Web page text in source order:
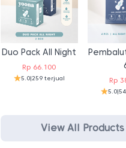
Duo Pack All Night
Rp 66.100
5.0|259 terjual Rp
5.0|
View All Products